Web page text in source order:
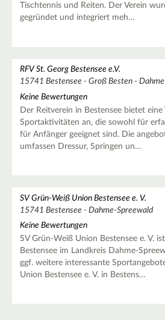
Tischtennis und Reiten. Der Verein
gegründet und integriert meh…
RFV St. Georg Bestensee e.V.
15741 Bestensee - Groß Besten -
Keine Bewertungen
Der Reitverein in Bestensee bietet eine
Sportaktivitäten an, die sowohl für
für Anfänger geeignet sind. Die
umfassen Dressur, Springen un…
SV Grün-Weiß Union Bestensee e. V.
15741 Bestensee - Dahme-Spreewald
Keine Bewertungen
SV Grün-Weiß Union Bestensee e. V.
Bestensee im Landkreis Dahme-
ggf. weitere interessante
Union Bestensee e. V. in Bestens…